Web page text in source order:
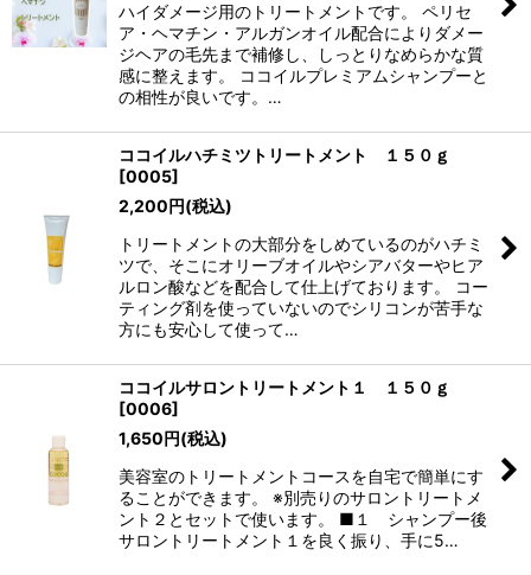
ハイダメージ用のトリートメントです。 ペリセ
ア・ヘマチン・アルガンオイル配合によりダメー
ジヘアの毛先まで補修し、しっとりなめらかな質
感に整えます。 ココイルプレミアムシャンプーと
の相性が良いです。…
ココイルハチミツトリートメント １５０ｇ
[0005]
2,200円(税込)
トリートメントの大部分をしめているのがハチミ
ツで、そこにオリーブオイルやシアバターやヒア
ルロン酸などを配合して仕上げております。 コー
ティング剤を使っていないのでシリコンが苦手な
方にも安心して使って…
ココイルサロントリートメント１ １５０ｇ
[0006]
1,650円(税込)
美容室のトリートメントコースを自宅で簡単にす
ることができます。 ※別売りのサロントリートメ
ント２とセットで使います。 ■１ シャンプー後
サロントリートメント１を良く振り、手に5…